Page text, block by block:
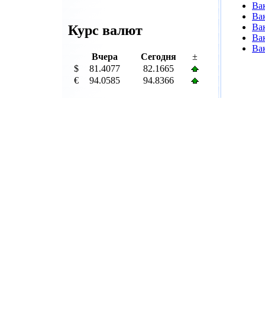
Курс валют
Вчера Сегодня
±
$
81.4077
82.1665
€
94.0585 94.8366